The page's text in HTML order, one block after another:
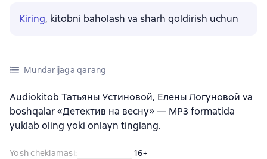
Kiring, kitobni baholash va sharh qoldirish uchun
Mundarijaga qarang
Audiokitob Татьяны Устиновой, Елены Логуновой va
boshqalar «Детектив на весну» — MP3 formatida
yuklab oling yoki onlayn tinglang.
Yosh cheklamasi:
16+